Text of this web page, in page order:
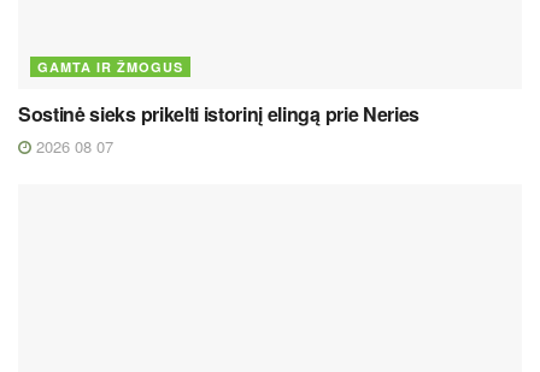
GAMTA IR ŽMOGUS
Sostinė sieks prikelti istorinį elingą prie Neries
2026 08 07